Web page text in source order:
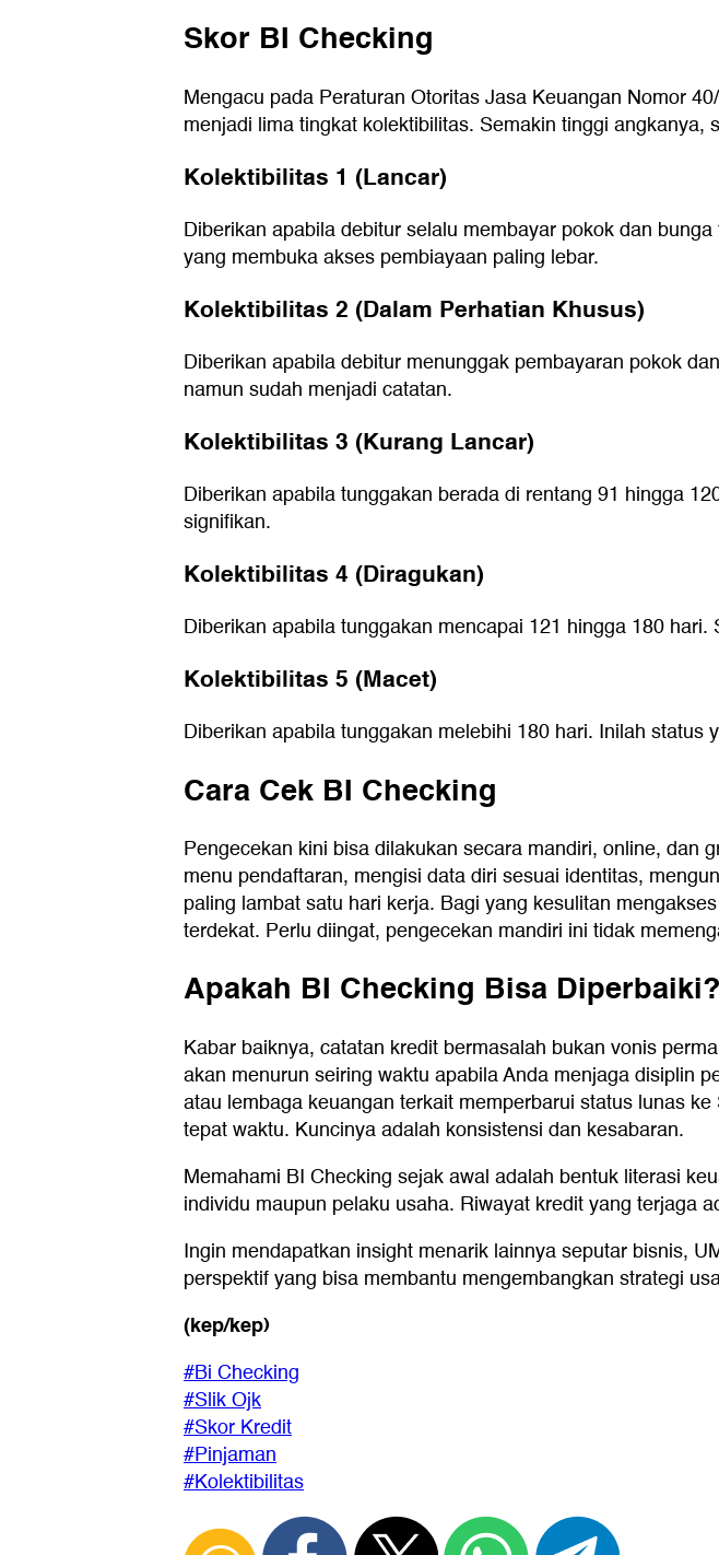
Skor BI Checking
Mengacu pada Peraturan Otoritas Jasa Keuangan Nomor
menjadi lima tingkat kolektibilitas. Semakin tinggi angkanya,
Kolektibilitas 1 (Lancar)
Diberikan apabila debitur selalu membayar pokok dan
yang membuka akses pembiayaan paling lebar.
Kolektibilitas 2 (Dalam Perhatian Khusus)
Diberikan apabila debitur menunggak pembayaran pokok
namun sudah menjadi catatan.
Kolektibilitas 3 (Kurang Lancar)
Diberikan apabila tunggakan berada di rentang 91 hingga
signifikan.
Kolektibilitas 4 (Diragukan)
Diberikan apabila tunggakan mencapai 121 hingga 180
Kolektibilitas 5 (Macet)
Diberikan apabila tunggakan melebihi 180 hari. Inilah
Cara Cek BI Checking
Pengecekan kini bisa dilakukan secara mandiri, online, dan
menu pendaftaran, mengisi data diri sesuai identitas,
paling lambat satu hari kerja. Bagi yang kesulitan
terdekat. Perlu diingat, pengecekan mandiri ini tidak
Apakah BI Checking Bisa Diperbaiki?
Kabar baiknya, catatan kredit bermasalah bukan vonis
akan menurun seiring waktu apabila Anda menjaga disiplin
atau lembaga keuangan terkait memperbarui status lunas
tepat waktu. Kuncinya adalah konsistensi dan kesabaran.
Memahami BI Checking sejak awal adalah bentuk literasi
individu maupun pelaku usaha. Riwayat kredit yang terjaga
Ingin mendapatkan insight menarik lainnya seputar bisnis,
perspektif yang bisa membantu mengembangkan strategi
(kep/kep)
#Bi Checking
#Slik Ojk
#Skor Kredit
#Pinjaman
#Kolektibilitas